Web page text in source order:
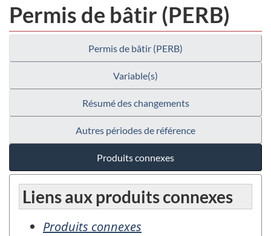
Permis de bâtir (PERB)
Permis de bâtir (PERB)
Variable(s)
Résumé des changements
Autres périodes de référence
Produits connexes
Liens aux produits connexes
Produits connexes